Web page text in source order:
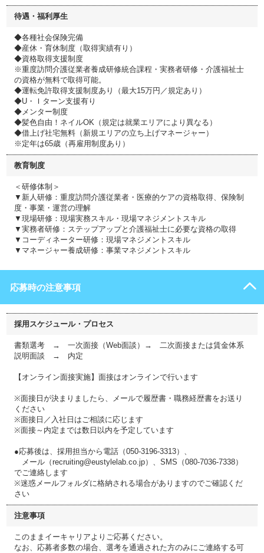
待遇・福利厚生
◆各種社会保険完備
◆産休・育休制度（取得実績有り）
◆資格取得支援制度
※重度訪問介護従業者養成研修統合課程・実務者研修・介護福祉士
の資格が無料で取得可能。
◆運転免許取得支援制度あり（最大15万円／規定あり）
◆U・Ｉターン支援有り
◆メンター制度
◆髪色自由！ネイルOK（規定は就業エリアにより異なる）
◆借上げ社宅無料（新規エリアの立ち上げマネージャー）
※定年は65歳（再雇用制度あり）
教育制度
＜研修体制＞
▼新人研修：重度訪問介護従業者・医療的ケアの資格取得、保険制
度・事業・運営の理解
▼現場研修：現場実務スキル・現場マネジメントスキル
▼実務者研修：ステップアップと介護福祉士に必要な資格の取得
▼コーディネーター研修：現場マネジメントスキル
▼マネージャー養成研修：事業マネジメントスキル
応募時の注意事項
採用スケジュール・プロセス
書類選考 → 一次面接（Web面談）→ 二次面接または賃金体系
説明面談 → 内定
【オンライン面接実施】面接はオンラインで行います
※面接日が決まりましたら、メールで履歴書・職務経歴書をお送り
ください
※面接日／入社日はご相談に応じます
※面接～内定までは数日以内を予定しています
●応募後は、採用担当から電話（050-3196-3313）、
メール（recruiting@eustylelab.co.jp）、SMS（080-7036-7338）
でご連絡します
※迷惑メールフォルダに格納される場合がありますのでご確認くだ
さい
注意事項
このままイーキャリアよりご応募ください。
なお、応募者多数の場合、選考を通過された方のみにご連絡する可